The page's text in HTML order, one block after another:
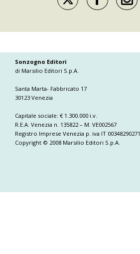
Sonzogno Editori
di Marsilio Editori S.p.A.
Santa Marta- Fabbricato 17
30123 Venezia
Capitale sociale: € 1.300.000 i.v.
R.E.A. Venezia n. 135822 – M. VE002567
Registro Imprese Venezia p. iva IT 00348290271
Copyright © 2008 Marsilio Editori S.p.A.